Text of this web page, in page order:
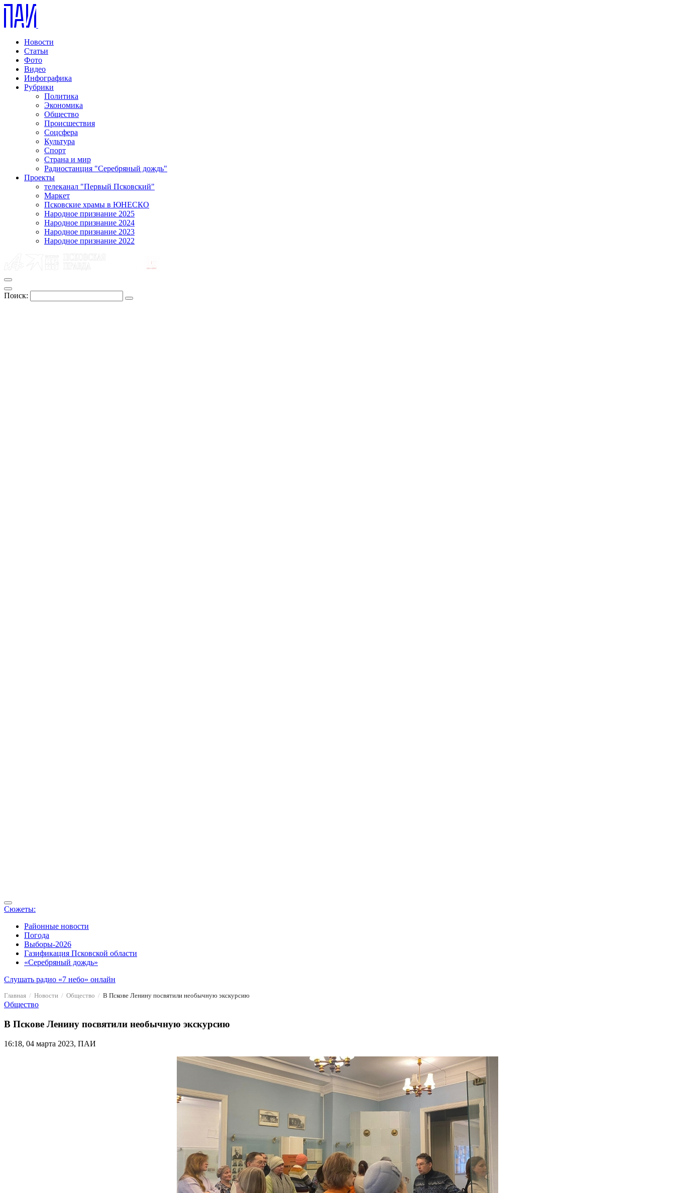
Новости
Статьи
Фото
Видео
Инфографика
Рубрики
Политика
Экономика
Общество
Происшествия
Соцсфера
Культура
Спорт
Страна и мир
Радиостанция "Серебряный дождь"
Проекты
телеканал "Первый Псковский"
Маркет
Псковские храмы в ЮНЕСКО
Народное признание 2025
Народное признание 2024
Народное признание 2023
Народное признание 2022
Поиск:
Сюжеты:
Районные новости
Погода
Выборы-2026
Газификация Псковской области
«Серебряный дождь»
Слушать радио «7 небо» онлайн
Главная Новости Общество В Пскове Ленину посвятили необычную экскурсию
Общество
В Пскове Ленину посвятили необычную экскурсию
16:18, 04 марта 2023, ПАИ